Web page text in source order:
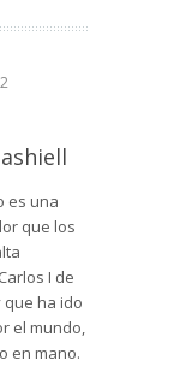
2
es una
que los
I de
que ha ido
el mundo,
en mano.